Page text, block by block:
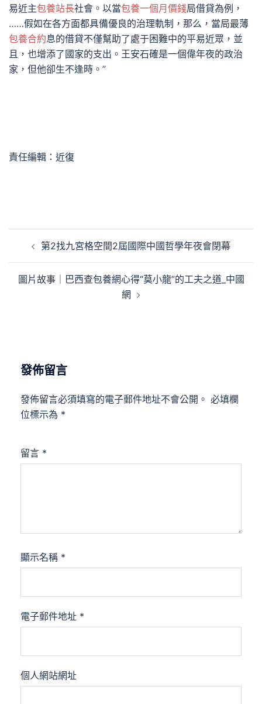
易近主包養站長社會。以當包養一個月價錢局借貸為例，
……假如在各方面都具備優良的治理軌制，那么，當局最薄
包養合約息的借貸不僅幫助了處于困難中的平易近眾，並
且，也增添了國家的支出。王安石確是一個偉年夜的政治
家，但他卻生不逢時。”
責任編輯：近復
覽
第2找九宮格空間2屆國際中國哲學年夜會閉幕
圖片故事｜巴西查包養網心得“莫小龍”的工夫之道_中國
網
發佈留言
發佈留言必須填寫的電子郵件地址不會公開。 必填欄
位標示為 *
留言 *
顯示名稱 *
電子郵件地址 *
個人網站網址